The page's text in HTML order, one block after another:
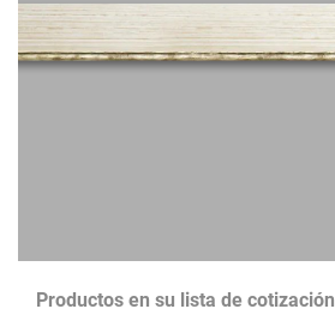
Productos en su lista de cotización